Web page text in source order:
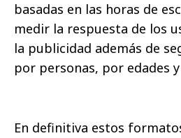
basadas en las horas de
medir la respuesta de los
la publicidad además de
por personas, por edades
En definitiva estos